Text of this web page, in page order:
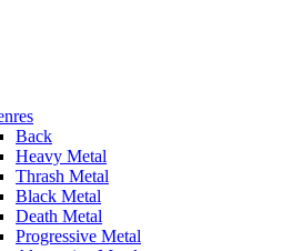
Back
Heavy Metal
Thrash Metal
Black Metal
Death Metal
Progressive Metal